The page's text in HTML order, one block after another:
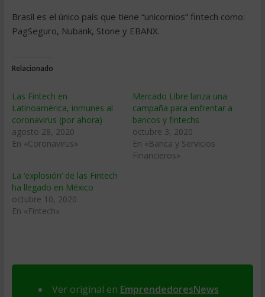
Brasil es el único país que tiene “unicornios” fintech como:
PagSeguro, Nubank, Stone y EBANX.
Relacionado
Las Fintech en
Latinoamérica, inmunes al
coronavirus (por ahora)
agosto 28, 2020
En «Coronavirus»
Mercado Libre lanza una
campaña para enfrentar a
bancos y fintechs
octubre 3, 2020
En «Banca y Servicios
Financieros»
La ‘explosión’ de las Fintech
ha llegado en México
octubre 10, 2020
En «Fintech»
Ver original en EmprendedoresNews